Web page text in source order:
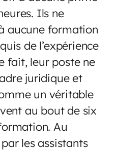
Ils ne
aucune formation
de l’expérience
fait, leur poste ne
juridique et
un véritable
au bout de six
Au
les assistants